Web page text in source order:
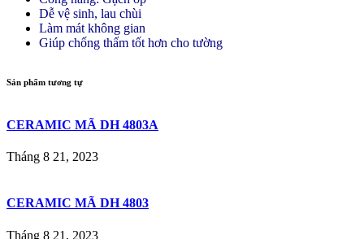
Dễ vệ sinh, lau chùi
Làm mát không gian
Giúp chống thấm tốt hơn cho tường
Sản phẩm tương tự
CERAMIC MÃ DH 4803A
Tháng 8 21, 2023
CERAMIC MÃ DH 4803
Tháng 8 21, 2023